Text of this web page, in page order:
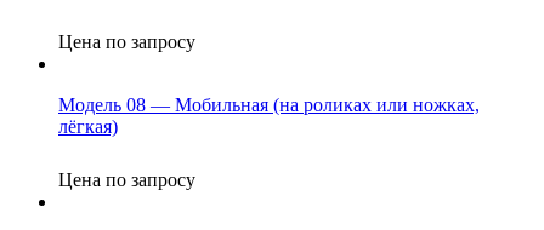
Цена по запросу
Модель 08 — Мобильная (на роликах или ножках,
лёгкая)
Цена по запросу